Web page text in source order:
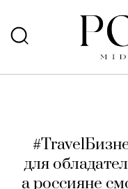
для
а россияне